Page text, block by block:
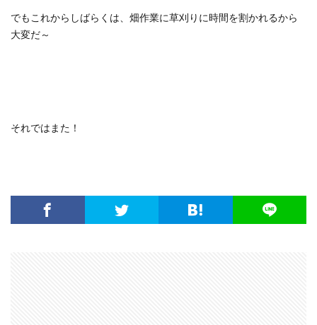
でもこれからしばらくは、畑作業に草刈りに時間を割かれるから
大変だ～
それではまた！